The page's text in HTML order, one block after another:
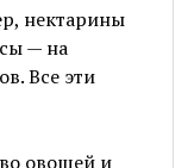
нектарины
— на
Все эти
овощей и